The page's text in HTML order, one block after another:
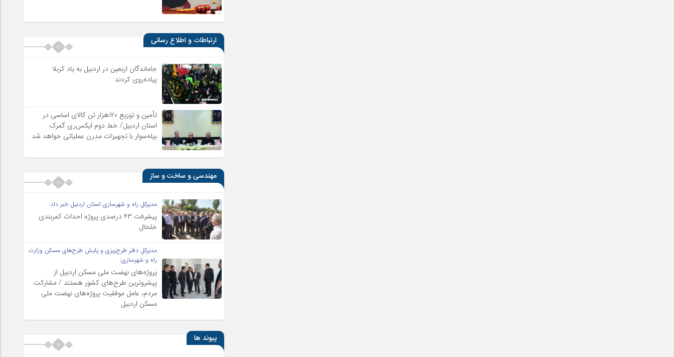
ارتباطات و اطلاع رسانی
جاماندگان اربعین در اردبیل به یاد کربلا
پیاده‌روی کردند
تأمین و توزیع ۱۲۰هزار تن کالای اساسی در
استان اردبیل/ خط دوم ایکس‌ری گمرک
بیله‌سوار با تجهیزات مدرن عملیاتی خواهد شد
مهندسی و ساخت و ساز
مدیرکل راه و شهرسازی استان اردبیل خبر داد:
پیشرفت ۶۳ درصدی پروژه احداث کمربندی
خلخال
مدیرکل دفتر طرح‌ریزی و پایش طرح‌های مسکن وزارت
راه و شهرسازی:
پروژه‌های نهضت ملی مسکن اردبیل از
پیشروترین طرح‌های کشور هستند / مشارکت
مردم، عامل موفقیت پروژه‌های نهضت ملی
مسکن اردبیل
پیوند ها